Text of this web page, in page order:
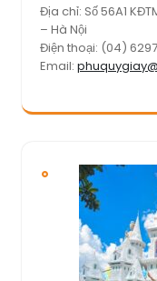
Địa chỉ: Số 56A1
– Hà Nội
Điện thoại: (04)
Email: